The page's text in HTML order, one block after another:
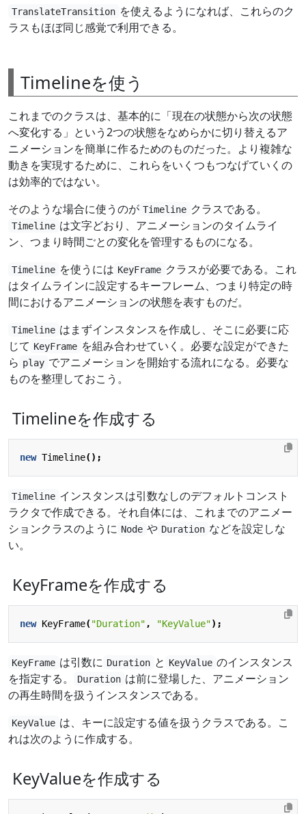
TranslateTransition を使えるようになれば、これらのク
ラスもほぼ同じ感覚で利用できる。
Timelineを使う
これまでのクラスは、基本的に「現在の状態から次の状態
へ変化する」という2つの状態をなめらかに切り替えるア
ニメーションを簡単に作るためのものだった。より複雑な
動きを実現するために、これらをいくつもつなげていくの
は効率的ではない。
そのような場合に使うのが Timeline クラスである。
Timeline は文字どおり、アニメーションのタイムライ
ン、つまり時間ごとの変化を管理するものになる。
Timeline を使うには KeyFrame クラスが必要である。これ
はタイムラインに設定するキーフレーム、つまり特定の時
間におけるアニメーションの状態を表すものだ。
Timeline はまずインスタンスを作成し、そこに必要に応
じて KeyFrame を組み合わせていく。必要な設定ができた
ら play でアニメーションを開始する流れになる。必要な
ものを整理しておこう。
Timelineを作成する
new Timeline();
Timeline インスタンスは引数なしのデフォルトコンスト
ラクタで作成できる。それ自体には、これまでのアニメー
ションクラスのように Node や Duration などを設定しな
い。
KeyFrameを作成する
new KeyFrame("Duration" , "KeyValue");
KeyFrame は引数に Duration と KeyValue のインスタンス
を指定する。
Duration は前に登場した、アニメーション
の再生時間を扱うインスタンスである。
KeyValue は、キーに設定する値を扱うクラスである。こ
れは次のように作成する。
KeyValueを作成する